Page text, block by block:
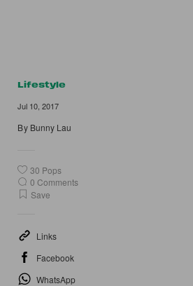
Lifestyle
Jul 10, 2017
By Bunny Lau
30 Pops
0 Comments
Save
Links
Facebook
WhatsApp